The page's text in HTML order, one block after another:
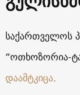
საქართველოს
“ოთხოზორია-
დაამტკიცა.